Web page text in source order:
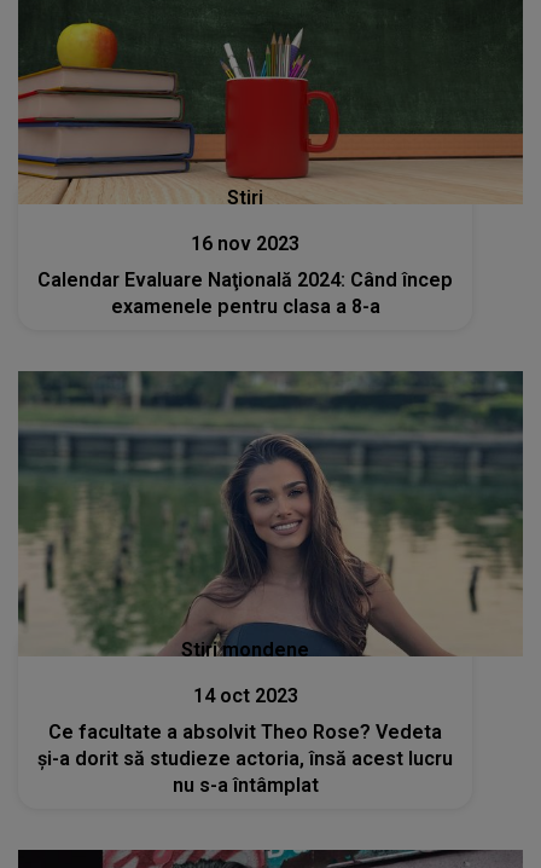
Stiri
16 nov 2023
Calendar Evaluare Naţională 2024: Când încep
examenele pentru clasa a 8-a
Stiri mondene
14 oct 2023
Ce facultate a absolvit Theo Rose? Vedeta
și-a dorit să studieze actoria, însă acest lucru
nu s-a întâmplat